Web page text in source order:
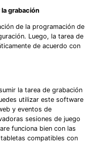
grabación
de la programación de
Luego, la tarea de
de acuerdo con
la tarea de grabación
utilizar este software
y eventos de
sesiones de juego
funciona bien con las
compatibles con